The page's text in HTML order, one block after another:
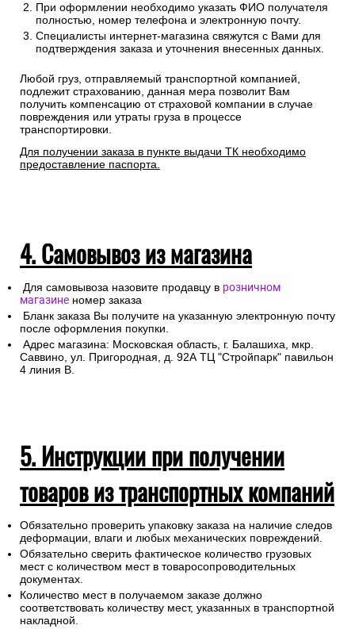
При оформлении необходимо указать ФИО получателя
полностью, номер телефона и электронную почту.
Специалисты интернет-магазина свяжутся с Вами для
подтверждения заказа и уточнения внесенных данных.
Любой груз, отправляемый транспортной компанией,
подлежит страхованию, данная мера позволит Вам
получить компенсацию от страховой компании в случае
повреждения или утраты груза в процессе
транспортировки.
Для получении заказа в пункте выдачи ТК необходимо
предоставление паспорта.
4. Самовывоз из магазина
Для самовывоза назовите продавцу в розничном
магазине номер заказа
Бланк заказа Вы получите на указанную электронную почту
после оформления покупки.
Адрес магазина: Московская область, г. Балашиха, мкр.
Саввино, ул. Пригородная, д. 92А ТЦ "Стройпарк" павильон
4 линия В.
5. Инструкции при получении
товаров из транспортных компаний
Обязательно проверить упаковку заказа на наличие следов
деформации, влаги и любых механических повреждений.
Обязательно сверить фактическое количество грузовых
мест с количеством мест в товаросопроводительных
документах.
Количество мест в получаемом заказе должно
соответствовать количеству мест, указанных в транспортной
накладной.